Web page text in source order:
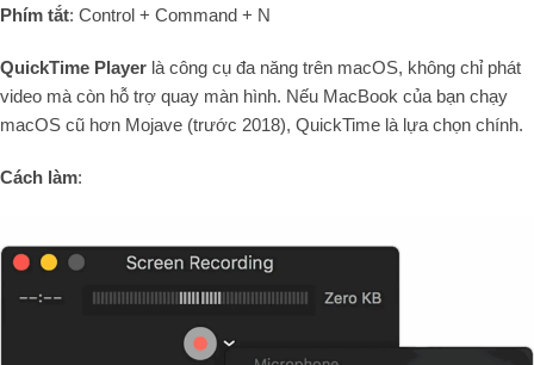
Phím tắt: Control + Command + N
QuickTime Player là công cụ đa năng trên macOS, không chỉ phát
video mà còn hỗ trợ quay màn hình. Nếu MacBook của bạn chạy
macOS cũ hơn Mojave (trước 2018), QuickTime là lựa chọn chính.
Cách làm: